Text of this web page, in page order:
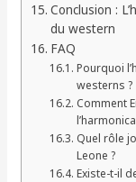
Conclusion :
du western
FAQ
Pourquoi
westerns ?
Comment
Quel rôle
Leone ?
Existe-t-il